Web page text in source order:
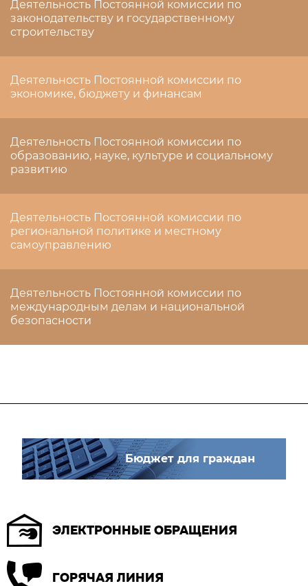
Деятельность Постоянной комиссии по
законодательству и государственному
строительству
Деятельность Постоянной комиссии по
экономике, бюджету и финансам
Деятельность Постоянной комиссии по
образованию, науке, культуре и социальному
развитию
Деятельность Постоянной комиссии по
региональной политике и местному
самоуправлению
Деятельность Постоянной комиссии по
международным делам и национальной
безопасности
Бюджет для граждан
ЭЛЕКТРОННЫЕ ОБРАЩЕНИЯ
ГОРЯЧАЯ ЛИНИЯ